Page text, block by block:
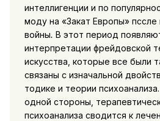
интеллигенции и по
моду на «Закат Европы»
войны. В этот период
интерпретации фрейдовской
искусства, которые все были
связаны с изначальной
тодике и теории
одной стороны,
психоанализа сводится к